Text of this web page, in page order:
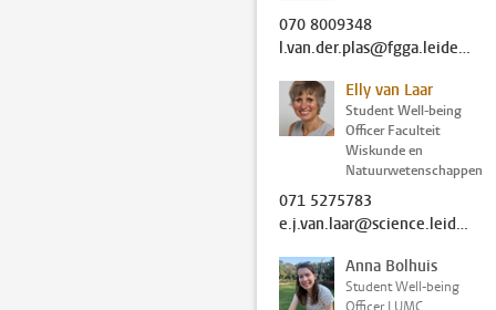
070 8009348
l.van.der.plas@fgga.leidenuniv.nl
Elly van Laar
Student Well-being
Officer Faculteit
Wiskunde en
Natuurwetenschappen
071 5275783
e.j.van.laar@science.leidenuniv.nl
Anna Bolhuis
Student Well-being